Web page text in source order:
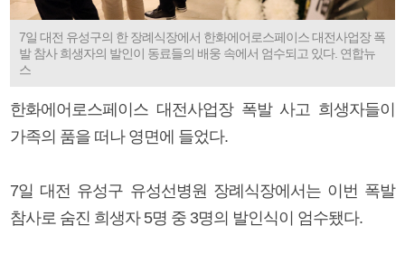
7일 대전 유성구의 한 장례식장에서 한화에어로스페이스 대전사업장 폭
발 참사 희생자의 발인이 동료들의 배웅 속에서 엄수되고 있다. 연합뉴
스
한화에어로스페이스 대전사업장 폭발 사고 희생자들이
가족의 품을 떠나 영면에 들었다.
7일 대전 유성구 유성선병원 장례식장에서는 이번 폭발
참사로 숨진 희생자 5명 중 3명의 발인식이 엄수됐다.